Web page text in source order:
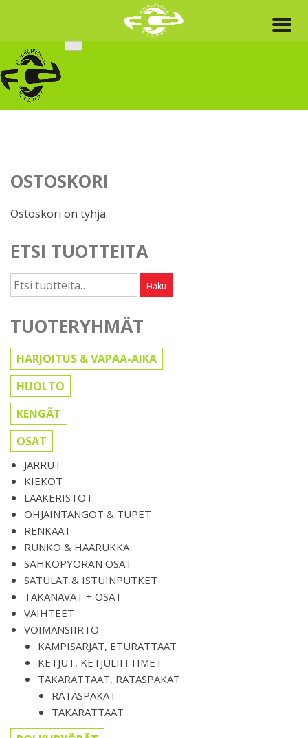
content
OSTOSKORI
Ostoskori on tyhjä.
ETSI TUOTTEITA
Etsi: Haku
TUOTERYHMÄT
HARJOITUS & VAPAA-AIKA
HUOLTO
KENGÄT
OSAT
JARRUT
KIEKOT
LAAKERISTOT
OHJAINTANGOT & TUPET
RENKAAT
RUNKO & HAARUKKA
SÄHKÖPYÖRÄN OSAT
SATULAT & ISTUINPUTKET
TAKANAVAT + OSAT
VAIHTEET
VOIMANSIIRTO
KAMPISARJAT, ETURATTAAT
KETJUT, KETJULIITTIMET
TAKARATTAAT, RATASPAKAT
RATASPAKAT
TAKARATTAAT